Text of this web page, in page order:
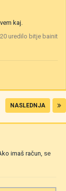
kaj.
uredilo bitje bainit
NASLEDNJA
imaš račun, se